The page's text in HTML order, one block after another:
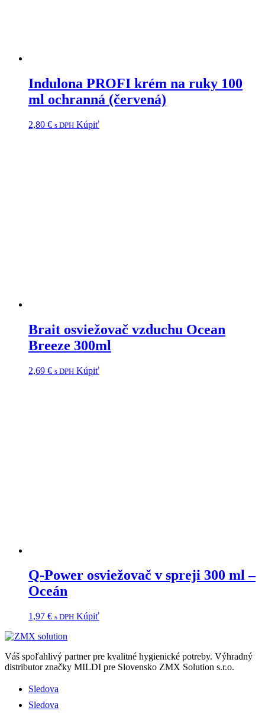
Indulona PROFI krém na ruky 100
ml ochranná (červená)
2,80 € s DPH Kúpiť
Brait osviežovač vzduchu Ocean
Breeze 300ml
2,69 € s DPH Kúpiť
Q-Power osviežovač v spreji 300 ml –
Oceán
1,97 € s DPH Kúpiť
Váš spoľahlivý partner pre kvalitné hygienické potreby. Výhradný
distributor značky MILDI pre Slovensko ZMX Solution s.r.o.
Sledova
Sledova